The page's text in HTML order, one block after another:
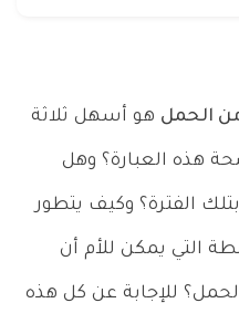
من الحمل هو أسهل ثلاثة
هذه العبارة؟ وهل
الفترة؟ وكيف يتطور
التي يمكن للأم أن
للإجابة عن كل هذه